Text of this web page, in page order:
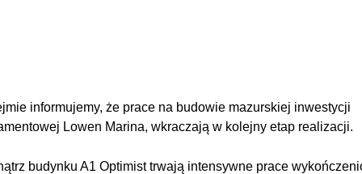
informujemy, że prace na budowie mazurskiej inwestycji
Lowen Marina, wkraczają w kolejny etap realizacji.
budynku A1 Optimist trwają intensywne prace